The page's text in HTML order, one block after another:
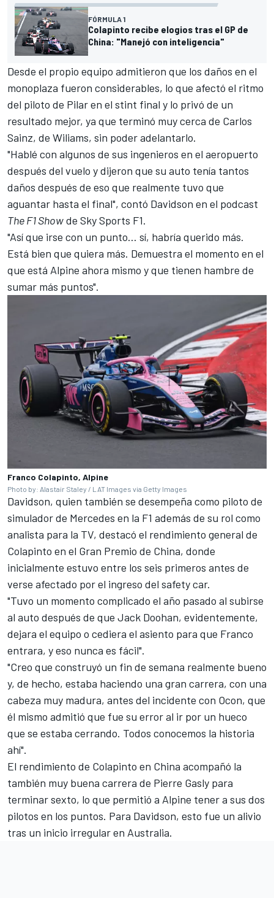
FÓRMULA 1
Colapinto recibe elogios tras el GP de
China: "Manejó con inteligencia"
Desde el propio equipo admitieron que los daños en el
monoplaza fueron considerables, lo que afectó el ritmo
del piloto de Pilar en el stint final y lo privó de un
resultado mejor, ya que terminó muy cerca de Carlos
Sainz, de Wiliams, sin poder adelantarlo.
"Hablé con algunos de sus ingenieros en el aeropuerto
después del vuelo y dijeron que su auto tenía tantos
daños después de eso que realmente tuvo que
aguantar hasta el final", contó Davidson en el podcast
The F1 Showde Sky Sports F1.
"Así que irse con un punto… sí, habría querido más.
Está bien que quiera más. Demuestra el momento en el
que está Alpine ahora mismo y que tienen hambre de
sumar más puntos".
Franco Colapinto, Alpine
Photo by: Alastair Staley / LAT Images via Getty Images
Davidson, quien también se desempeña como piloto de
simulador de Mercedes en la F1 además de su rol como
analista para la TV, destacó el rendimiento general de
Colapinto en el Gran Premio de China, donde
inicialmente estuvo entre los seis primeros antes de
verse afectado por el ingreso del safety car.
"Tuvo un momento complicado el año pasado al subirse
al auto después de que Jack Doohan, evidentemente,
dejara el equipo o cediera el asiento para que Franco
entrara, y eso nunca es fácil".
"Creo que construyó un fin de semana realmente bueno
y, de hecho, estaba haciendo una gran carrera, con una
cabeza muy madura, antes del incidente con Ocon, que
él mismo admitió que fue su error al ir por un hueco
que se estaba cerrando. Todos conocemos la historia
ahí".
El rendimiento de Colapinto en China acompañó la
también muy buena carrera de Pierre Gasly para
terminar sexto, lo que permitió a Alpine tener a sus dos
pilotos en los puntos. Para Davidson, esto fue un alivio
tras un inicio irregular en Australia.